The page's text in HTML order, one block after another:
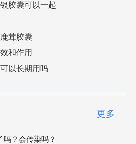
胶囊可以一起
茸胶囊
和作用
以长期用吗
更多
吗？会传染吗？